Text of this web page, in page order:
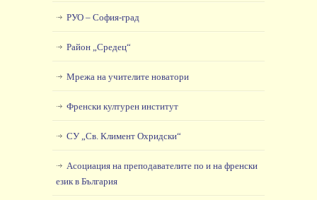
РУО – София-град
Район „Средец“
Мрежа на учителите новатори
Френски културен институт
СУ „Св. Климент Охридски“
Асоциация на преподавателите по и на френски
език в България